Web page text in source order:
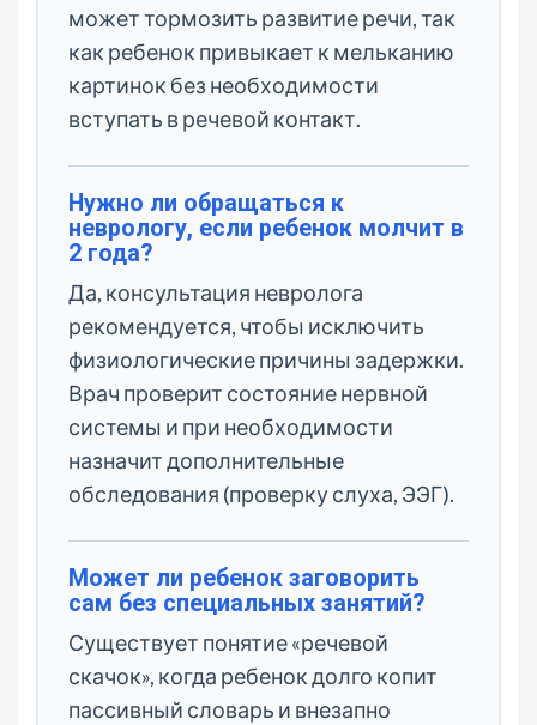
может тормозить развитие речи, так
как ребенок привыкает к мельканию
картинок без необходимости
вступать в речевой контакт.
Нужно ли обращаться к
неврологу, если ребенок молчит в
2 года?
Да, консультация невролога
рекомендуется, чтобы исключить
физиологические причины задержки.
Врач проверит состояние нервной
системы и при необходимости
назначит дополнительные
обследования (проверку слуха, ЭЭГ).
Может ли ребенок заговорить
сам без специальных занятий?
Существует понятие «речевой
скачок», когда ребенок долго копит
пассивный словарь и внезапно